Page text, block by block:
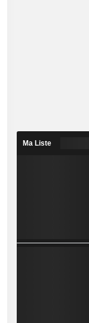
Ma Liste